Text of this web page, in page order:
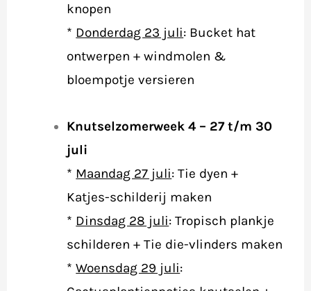
knopen
* Donderdag 23 juli: Bucket hat
ontwerpen + windmolen &
bloempotje versieren
Knutselzomerweek 4 – 27 t/m 30
juli
* Maandag 27 juli: Tie dyen +
Katjes-schilderij maken
* Dinsdag 28 juli: Tropisch plankje
schilderen + Tie die-vlinders maken
*Woensdag 29 juli: